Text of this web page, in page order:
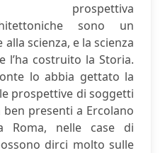
prospettiva
sono un
scienza, e la scienza
l’ha costruito la Storia.
lo abbia gettato la
prospettive di soggetti
presenti a Ercolano
Roma, nelle case di
dirci molto sulle